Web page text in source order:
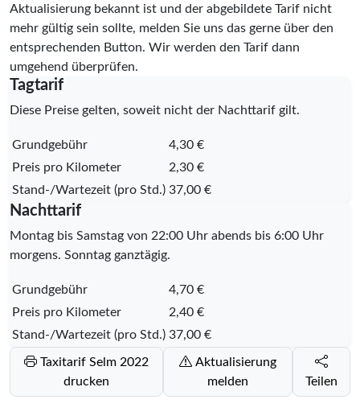
Aktualisierung bekannt ist und der abgebildete Tarif nicht
mehr gültig sein sollte, melden Sie uns das gerne über den
entsprechenden Button. Wir werden den Tarif dann
umgehend überprüfen.
Tagtarif
Diese Preise gelten, soweit nicht der Nachttarif gilt.
Grundgebühr
4,30 €
Preis pro Kilometer
2,30 €
Stand-/Wartezeit (pro Std.) 37,00 €
Nachttarif
Montag bis Samstag von 22:00 Uhr abends bis 6:00 Uhr
morgens. Sonntag ganztägig.
Grundgebühr
4,70 €
Preis pro Kilometer
2,40 €
Stand-/Wartezeit (pro Std.) 37,00 €
Taxitarif Selm 2022
drucken
Aktualisierung
melden
Teilen